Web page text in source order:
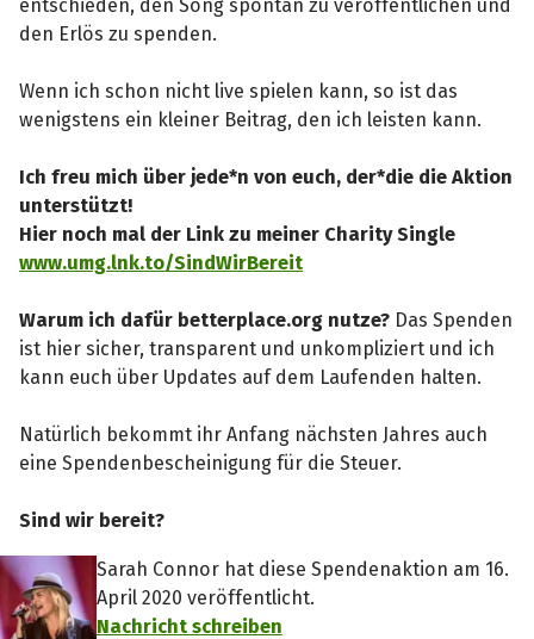
entschieden, den Song spontan zu veröffentlichen und
den Erlös zu spenden.
Wenn ich schon nicht live spielen kann, so ist das
wenigstens ein kleiner Beitrag, den ich leisten kann.
Ich freu mich über jede*n von euch, der*die die Aktion
unterstützt!
Hier noch mal der Link zu meiner Charity Single
www.umg.lnk.to/SindWirBereit
Warum ich dafür betterplace.org nutze? Das Spenden
ist hier sicher, transparent und unkompliziert und ich
kann euch über Updates auf dem Laufenden halten.
Natürlich bekommt ihr Anfang nächsten Jahres auch
eine Spendenbescheinigung für die Steuer.
Sind wir bereit?
Sarah Connor hat diese Spendenaktion am 16.
April 2020 veröffentlicht.
Nachricht schreiben